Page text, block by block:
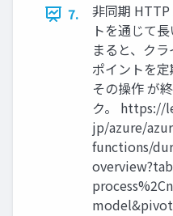
7.
非同期
トを通じて
まると、ク
ポイントを定
その操作 が
ク。 https://
jp/azure/
functions/